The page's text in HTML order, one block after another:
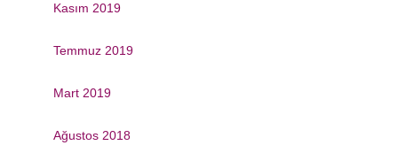
Kasım 2019
Temmuz 2019
Mart 2019
Ağustos 2018